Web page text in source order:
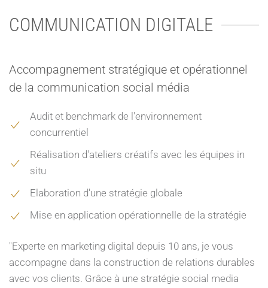
COMMUNICATION DIGITALE
Accompagnement stratégique et opérationnel
de la communication social média
Audit et benchmark de l'environnement
concurrentiel
Réalisation d'ateliers créatifs avec les équipes in
situ
Elaboration d'une stratégie globale
Mise en application opérationnelle de la stratégie
"Experte en marketing digital depuis 10 ans, je vous
accompagne dans la construction de relations durables
avec vos clients. Grâce à une stratégie social media